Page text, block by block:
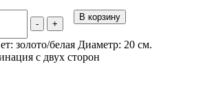
- +
В корзину
золото/белая Диаметр: 20 см.
с двух сторон